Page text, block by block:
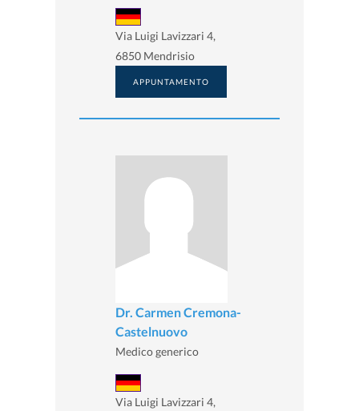
Via Luigi Lavizzari 4,
6850 Mendrisio
APPUNTAMENTO
Dr. Carmen Cremona-
Castelnuovo
Medico generico
Via Luigi Lavizzari 4,